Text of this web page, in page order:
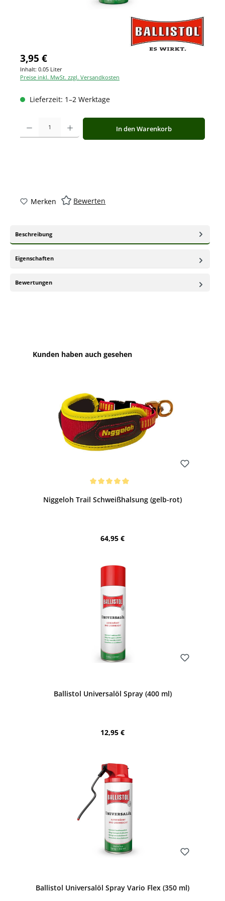
3,95 €
Inhalt: 0.05 Liter
Preise inkl. MwSt. zzgl. Versandkosten
Lieferzeit: 1–2 Werktage
Produkt Anzahl: Gib den gewünschten Wert ein oder benutze die
In den Warenkorb
Merken Bewerten
Beschreibung
Eigenschaften
Bewertungen
Produktgalerie überspringen
Kunden haben auch gesehen
Niggeloh Trail Schweißhalsung (gelb-rot)
Regulärer Preis:
64,95 €
Ballistol Universalöl Spray (400 ml)
Regulärer Preis:
12,95 €
Ballistol Universalöl Spray Vario Flex (350 ml)